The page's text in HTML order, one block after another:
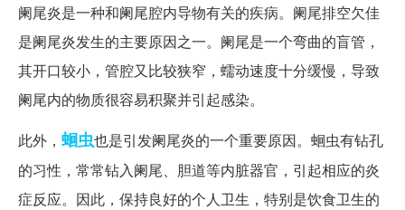
阑尾炎是一种和阑尾腔内导物有关的疾病。阑尾排空欠佳
是阑尾炎发生的主要原因之一。阑尾是一个弯曲的盲管，
其开口较小，管腔又比较狭窄，蠕动速度十分缓慢，导致
阑尾内的物质很容易积聚并引起感染。
此外， 蛔虫也是引发阑尾炎的一个重要原因。蛔虫有钻孔
的习性，常常钻入阑尾、胆道等内脏器官，引起相应的炎
症反应。因此，保持良好的个人卫生，特别是饮食卫生的